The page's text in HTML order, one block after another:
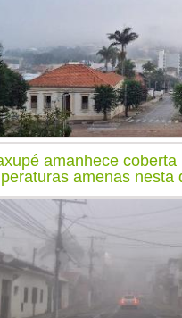
amanhece
amenas nesta